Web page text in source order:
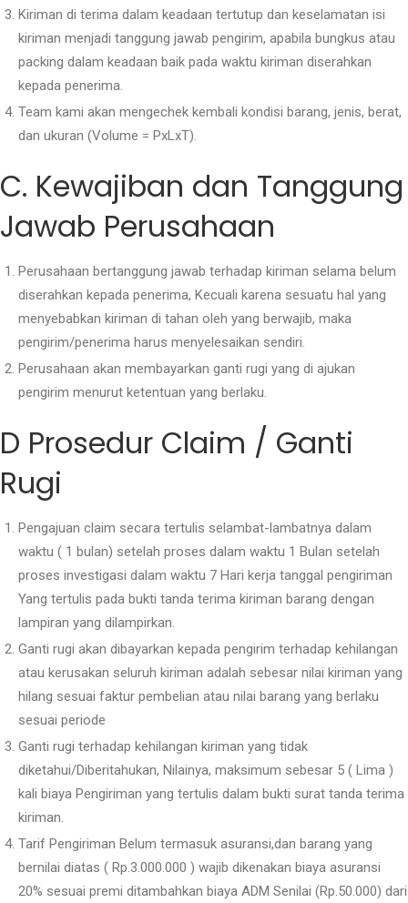
Kiriman di terima dalam keadaan tertutup dan keselamatan isi
kiriman menjadi tanggung jawab pengirim, apabila bungkus atau
packing dalam keadaan baik pada waktu kiriman diserahkan
kepada penerima.
Team kami akan mengechek kembali kondisi barang, jenis, berat,
dan ukuran (Volume = PxLxT).
C. Kewajiban dan Tanggung
Jawab Perusahaan
Perusahaan bertanggung jawab terhadap kiriman selama belum
diserahkan kepada penerima, Kecuali karena sesuatu hal yang
menyebabkan kiriman di tahan oleh yang berwajib, maka
pengirim/penerima harus menyelesaikan sendiri.
Perusahaan akan membayarkan ganti rugi yang di ajukan
pengirim menurut ketentuan yang berlaku.
D Prosedur Claim / Ganti
Rugi
Pengajuan claim secara tertulis selambat-lambatnya dalam
waktu ( 1 bulan) setelah proses dalam waktu 1 Bulan setelah
proses investigasi dalam waktu 7 Hari kerja tanggal pengiriman
Yang tertulis pada bukti tanda terima kiriman barang dengan
lampiran yang dilampirkan.
Ganti rugi akan dibayarkan kepada pengirim terhadap kehilangan
atau kerusakan seluruh kiriman adalah sebesar nilai kiriman yang
hilang sesuai faktur pembelian atau nilai barang yang berlaku
sesuai periode
Ganti rugi terhadap kehilangan kiriman yang tidak
diketahui/Diberitahukan, Nilainya, maksimum sebesar 5 ( Lima )
kali biaya Pengiriman yang tertulis dalam bukti surat tanda terima
kiriman.
Tarif Pengiriman Belum termasuk asuransi,dan barang yang
bernilai diatas ( Rp.3.000.000 ) wajib dikenakan biaya asuransi
20% sesuai premi ditambahkan biaya ADM Senilai (Rp.50.000) dari